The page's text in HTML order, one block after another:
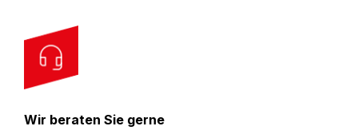
O
u
r
e
Wir beraten Sie gerne